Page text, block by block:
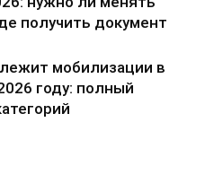
получить документ
мобилизации в
году: полный